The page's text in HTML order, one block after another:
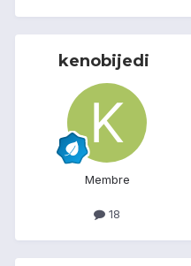
kenobijedi
Membre
18